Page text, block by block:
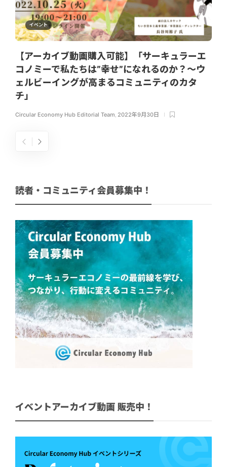
イベント
【アーカイブ動画購入可能】「サーキュラーエ
コノミーで私たちは”幸せ”になれるのか？～ウ
ェルビーイングが高まるコミュニティのカタ
チ」
Circular Economy Hub Editorial Team, 2022年9月30日
読者・コミュニティ会員募集中！
イベントアーカイブ動画 販売中！